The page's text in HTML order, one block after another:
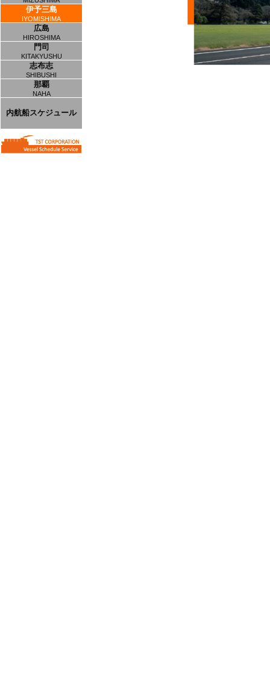
伊予三島
IYOMISHIMA
広島
HIROSHIMA
門司
KITAKYUSHU
志布志
SHIBUSHI
那覇
NAHA
内航船スケジュール